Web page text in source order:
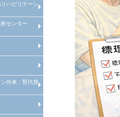
糖尿病等慢性疾患管理システム
ハビリテーシ
心臓リハビリテーションセン
心肺運動負荷試験
センター
人工透析センターについて
人工透析センターが目指す医療
腎代替療法とは
外来：腎代替
セカンドオピニオン外来：腎